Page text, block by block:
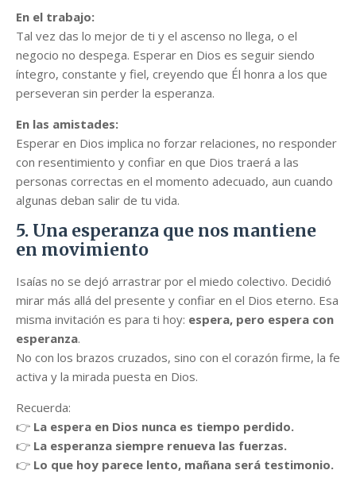
En el trabajo:
Tal vez das lo mejor de ti y el ascenso no llega, o el
negocio no despega. Esperar en Dios es seguir siendo
íntegro, constante y fiel, creyendo que Él honra a los que
perseveran sin perder la esperanza.
En las amistades:
Esperar en Dios implica no forzar relaciones, no responder
con resentimiento y confiar en que Dios traerá a las
personas correctas en el momento adecuado, aun cuando
algunas deban salir de tu vida.
5. Una esperanza que nos mantiene
en movimiento
Isaías no se dejó arrastrar por el miedo colectivo. Decidió
mirar más allá del presente y confiar en el Dios eterno. Esa
misma invitación es para ti hoy: espera, pero espera con
esperanza.
No con los brazos cruzados, sino con el corazón firme, la fe
activa y la mirada puesta en Dios.
Recuerda:
👉 La espera en Dios nunca es tiempo perdido.
👉 La esperanza siempre renueva las fuerzas.
👉 Lo que hoy parece lento, mañana será testimonio.